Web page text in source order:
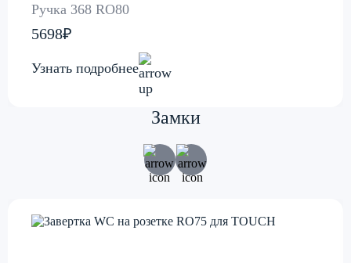
Ручка 368 RO80
5698₽
Узнать подробнее
Замки